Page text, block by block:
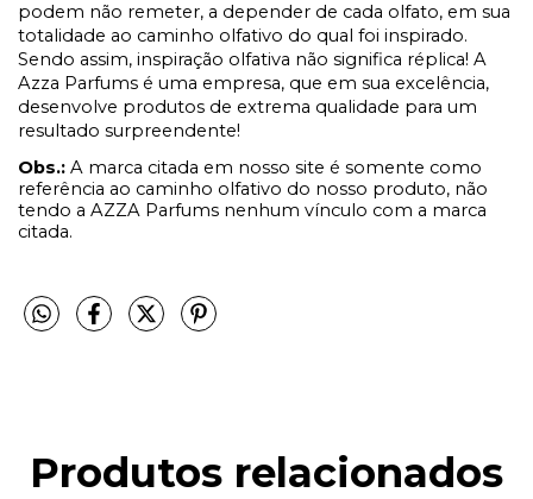
podem não remeter, a depender de cada olfato, em sua
totalidade ao caminho olfativo do qual foi inspirado.
Sendo assim, inspiração olfativa não significa réplica! A
Azza Parfums é uma empresa, que em sua excelência,
desenvolve produtos de extrema qualidade para um
resultado surpreendente!
Obs.: A marca citada em nosso site é somente como
referência ao caminho olfativo do nosso produto, não
tendo a AZZA Parfums nenhum vínculo com a marca
citada.
Produtos relacionados